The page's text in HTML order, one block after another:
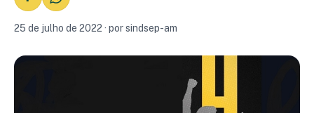
25 de julho de 2022 · por sindsep-am